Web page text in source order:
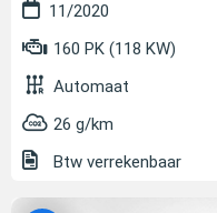
11/2020
160 PK (118 KW)
Automaat
26 g/km
Btw verrekenbaar